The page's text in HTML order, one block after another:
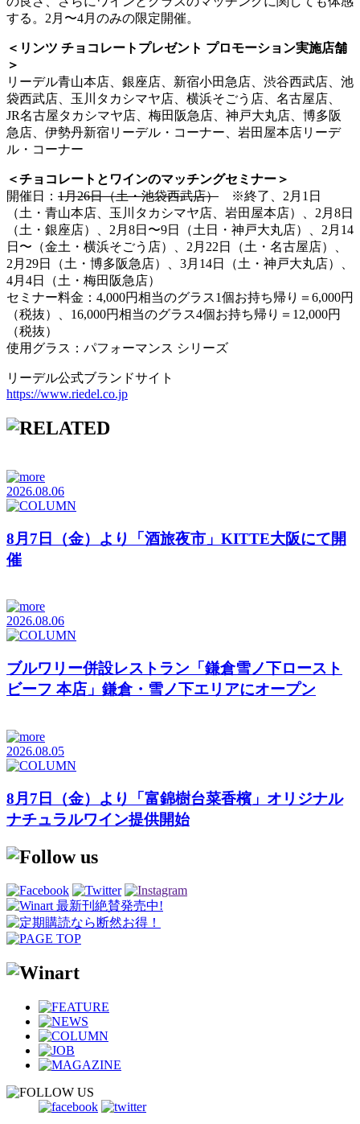
する。2月〜4月のみの限定開催。
＜リンツ チョコレートプレゼント プロモーション実施店舗
＞
リーデル青山本店、銀座店、新宿小田急店、渋谷西武店、池
袋西武店、玉川タカシマヤ店、横浜そごう店、名古屋店、
JR名古屋タカシマヤ店、梅田阪急店、神戸大丸店、博多阪
急店、伊勢丹新宿リーデル・コーナー、岩田屋本店リーデ
ル・コーナー
＜チョコレートとワインのマッチングセミナー＞
開催日： 1月26日（土・池袋西武店） ※終了、2月1日
（土・青山本店、玉川タカシマヤ店、岩田屋本店）、2月8日
（土・銀座店）、2月8日〜9日（土日・神戸大丸店）、2月14
日〜（金土・横浜そごう店）、2月22日（土・名古屋店）、
2月29日（土・博多阪急店）、3月14日（土・神戸大丸店）、
4月4日（土・梅田阪急店）
セミナー料金：4,000円相当のグラス1個お持ち帰り＝6,000円
（税抜）、16,000円相当のグラス4個お持ち帰り＝12,000円
（税抜）
使用グラス：パフォーマンス シリーズ
リーデル公式ブランドサイト
https://www.riedel.co.jp
2026.08.06
8月7日（金）より「酒旅夜市」KITTE大阪にて開
催
2026.08.06
ブルワリー併設レストラン「鎌倉雪ノ下ロースト
ビーフ 本店」鎌倉・雪ノ下エリアにオープン
2026.08.05
8月7日（金）より「富錦樹台菜香檳」オリジナル
ナチュラルワイン提供開始